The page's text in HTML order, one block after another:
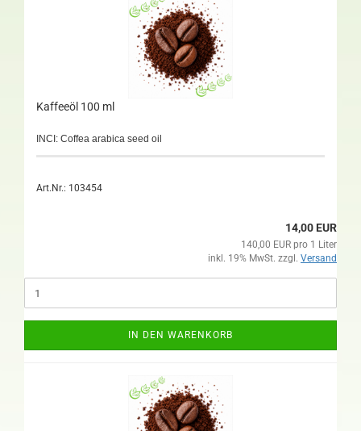
Kaffeeöl 100 ml
INCI: Coffea arabica seed oil
Art.Nr.: 103454
14,00 EUR
140,00 EUR pro 1 Liter
inkl. 19% MwSt. zzgl. Versand
IN DEN WARENKORB